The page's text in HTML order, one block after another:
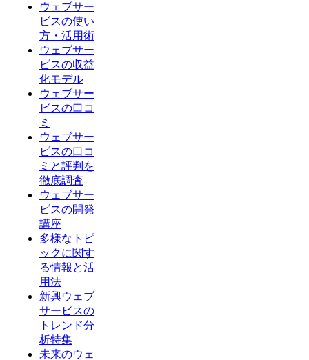
ウェブサー
ビスの使い
方・活用術
ウェブサー
ビスの収益
化モデル
ウェブサー
ビスの口コ
ミ
ウェブサー
ビスの口コ
ミと評判を
徹底調査
ウェブサー
ビスの開発
講座
多様なトピ
ックに関す
る情報と活
用法
新興ウェブ
サービスの
トレンド分
析特集
未来のウェ